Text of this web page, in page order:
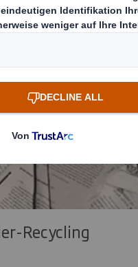
Recycling